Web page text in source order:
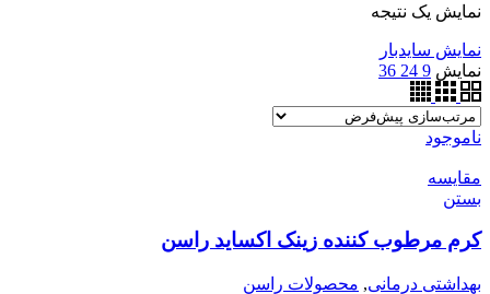
نمایش یک نتیجه
نمایش سایدبار
نمایش 9
24
36
ناموجود
مقایسه
بستن
کرم مرطوب کننده زینک اکساید راسن
بهداشتی درمانی, محصولات راسن